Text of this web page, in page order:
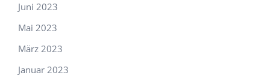
Juni 2023
Mai 2023
März 2023
Januar 2023